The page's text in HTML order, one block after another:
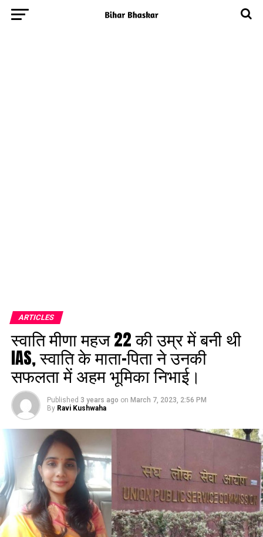
ARTICLES
स्वाति मीणा महज 22 की उम्र में बनी थी
IAS, स्वाति के माता-पिता ने उनकी
सफलता में अहम भूमिका निभाई।
Published 3 years ago on March 7, 2023, 2:56 PM
By Ravi Kushwaha